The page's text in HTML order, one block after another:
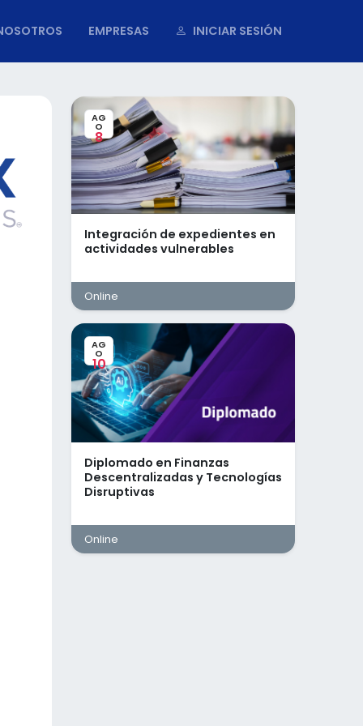
EMPRESAS INICIAR SESIÓN
AG
O
8
Integración de expedientes en
actividades vulnerables
Online
AG
O
10
Diplomado en Finanzas
Descentralizadas y Tecnologías
Disruptivas
Online